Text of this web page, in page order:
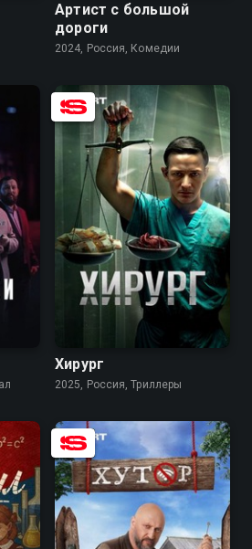
Артист с большой
дороги
2024, Россия, Комедии
Хирург
2025, Россия, Триллеры